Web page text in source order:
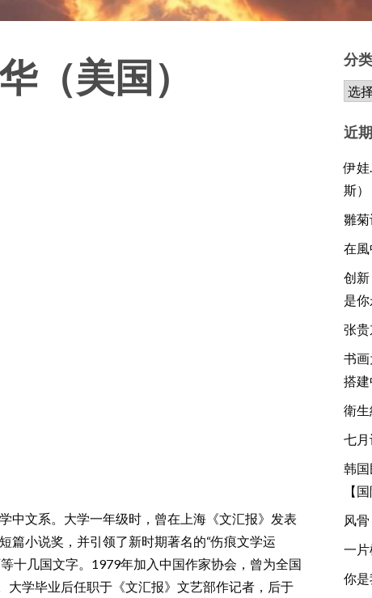
（美国）
中文系。大学一年级时，曾在上海《文汇报》发表
篇小说奖，并引领了新时期著名的“伤痕文学运
十几国文字。1979年加入中国作家协会，曾为全国
大学毕业后任职于《文汇报》文艺部作记者，后于
分类
近
伊娃
斯）
雛菊
在風
创新
是
张贵
书
搭建
衛生
七月
韩
【
风
一片
你是